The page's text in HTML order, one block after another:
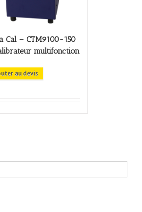
Cal – CTM9100-150
multifonction
au devis